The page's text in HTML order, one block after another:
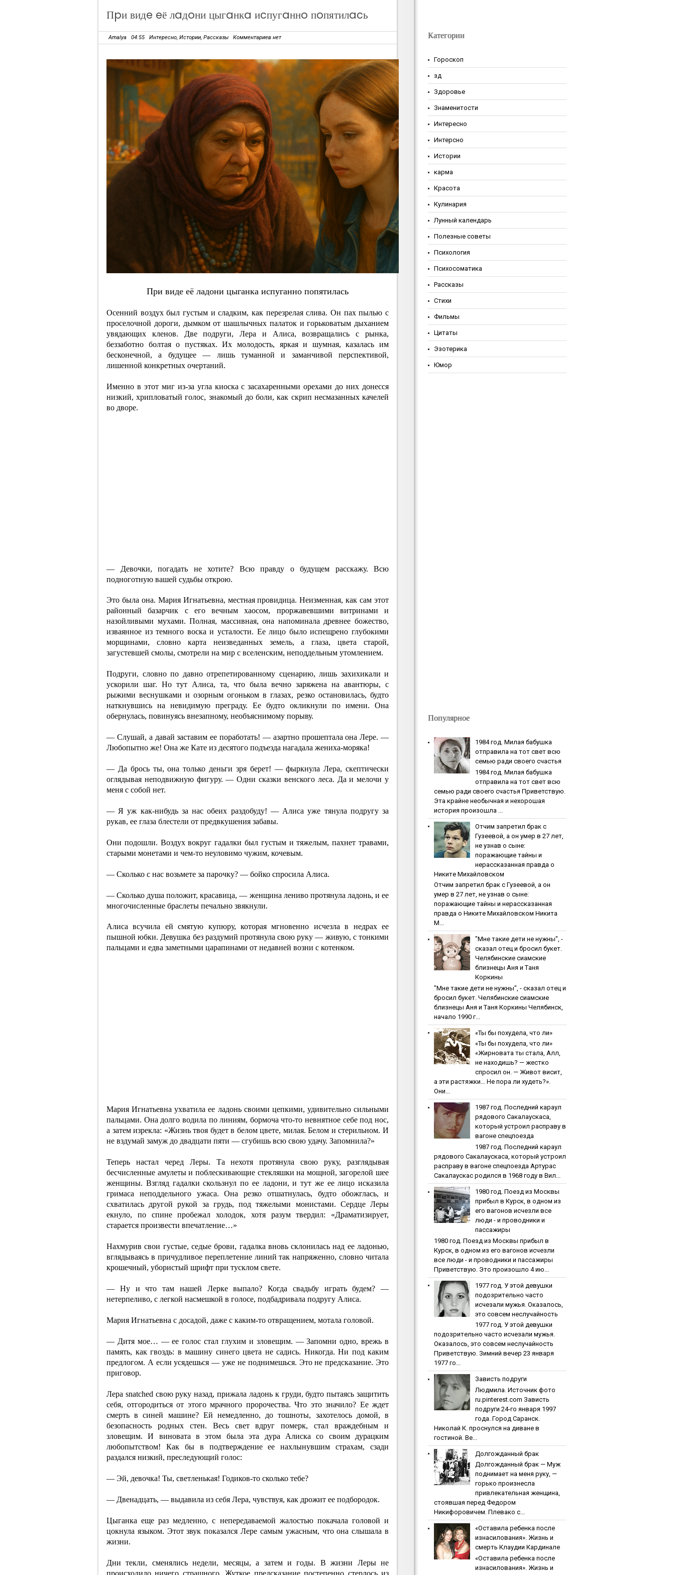
Пpи видe eё лaдoни цыгaнкa иcпугaннo пoпятилacь
Amalya 04:55 Интересно, Истории, Рассказы Комментариев нет
Пpи видe eё лaдoни цыгaнкa иcпугaннo пoпятилacь
Осенний воздух был густым и сладким, как перезрелая слива. Он пах пылью с
проселочной дороги, дымком от шашлычных палаток и горьковатым дыханием
увядающих кленов. Две подруги, Лера и Алиса, возвращались с рынка,
беззаботно болтая о пустяках. Их молодость, яркая и шумная, казалась им
бесконечной, а будущее — лишь туманной и заманчивой перспективой,
лишенной конкретных очертаний.
Именно в этот миг из-за угла киоска с засахаренными орехами до них донесся
низкий, хрипловатый голос, знакомый до боли, как скрип несмазанных качелей
во дворе.
— Девочки, погадать не хотите? Всю правду о будущем расскажу. Всю
подноготную вашей судьбы открою.
Это была она. Мария Игнатьевна, местная провидица. Неизменная, как сам этот
районный базарчик с его вечным хаосом, проржавевшими витринами и
назойливыми мухами. Полная, массивная, она напоминала древнее божество,
изваянное из темного воска и усталости. Ее лицо было испещрено глубокими
морщинами, словно карта неизведанных земель, а глаза, цвета старой,
загустевшей смолы, смотрели на мир с вселенским, неподдельным утомлением.
Подруги, словно по давно отрепетированному сценарию, лишь захихикали и
ускорили шаг. Но тут Алиса, та, что была вечно заряжена на авантюры, с
рыжими веснушками и озорным огоньком в глазах, резко остановилась, будто
наткнувшись на невидимую преграду. Ее будто окликнули по имени. Она
обернулась, повинуясь внезапному, необъяснимому порыву.
— Слушай, а давай заставим ее поработать! — азартно прошептала она Лере. —
Любопытно же! Она же Кате из десятого подъезда нагадала жениха-моряка!
— Да брось ты, она только деньги зря берет! — фыркнула Лера, скептически
оглядывая неподвижную фигуру. — Одни сказки венского леса. Да и мелочи у
меня с собой нет.
— Я уж как-нибудь за нас обеих раздобуду! — Алиса уже тянула подругу за
рукав, ее глаза блестели от предвкушения забавы.
Они подошли. Воздух вокруг гадалки был густым и тяжелым, пахнет травами,
старыми монетами и чем-то неуловимо чужим, кочевым.
— Сколько с нас возьмете за парочку? — бойко спросила Алиса.
— Сколько душа положит, красавица, — женщина лениво протянула ладонь, и ее
многочисленные браслеты печально звякнули.
Алиса всучила ей смятую купюру, которая мгновенно исчезла в недрах ее
пышной юбки. Девушка без раздумий протянула свою руку — живую, с тонкими
пальцами и едва заметными царапинами от недавней возни с котенком.
Мария Игнатьевна ухватила ее ладонь своими цепкими, удивительно сильными
пальцами. Она долго водила по линиям, бормоча что-то невнятное себе под нос,
а затем изрекла: «Жизнь твоя будет в белом цвете, милая. Белом и стерильном. И
не вздумай замуж до двадцати пяти — сгубишь всю свою удачу. Запомнила?»
Теперь настал черед Леры. Та нехотя протянула свою руку, разглядывая
бесчисленные амулеты и поблескивающие стекляшки на мощной, загорелой шее
женщины. Взгляд гадалки скользнул по ее ладони, и тут же ее лицо исказила
гримаса неподдельного ужаса. Она резко отшатнулась, будто обожглась, и
схватилась другой рукой за грудь, под тяжелыми монистами. Сердце Леры
екнуло, по спине пробежал холодок, хотя разум твердил: «Драматизирует,
старается произвести впечатление…»
Нахмурив свои густые, седые брови, гадалка вновь склонилась над ее ладонью,
вглядываясь в причудливое переплетение линий так напряженно, словно читала
крошечный, убористый шрифт при тусклом свете.
— Ну и что там нашей Лерке выпало? Когда свадьбу играть будем? —
нетерпеливо, с легкой насмешкой в голосе, подбадривала подругу Алиса.
Мария Игнатьевна с досадой, даже с каким-то отвращением, мотала головой.
— Дитя мое… — ее голос стал глухим и зловещим. — Запомни одно, врежь в
память, как гвоздь: в машину синего цвета не садись. Никогда. Ни под каким
предлогом. А если усядешься — уже не поднимешься. Это не предсказание. Это
приговор.
Лера snatched свою руку назад, прижала ладонь к груди, будто пытаясь защитить
себя, отгородиться от этого мрачного пророчества. Что это значило? Ее ждет
смерть в синей машине? Ей немедленно, до тошноты, захотелось домой, в
безопасность родных стен. Весь свет вдруг померк, стал враждебным и
зловещим. И виновата в этом была эта дура Алиска со своим дурацким
любопытством! Как бы в подтверждение ее нахлынувшим страхам, сзади
раздался низкий, преследующий голос:
— Эй, девочка! Ты, светленькая! Годиков-то сколько тебе?
— Двенадцать, — выдавила из себя Лера, чувствуя, как дрожит ее подбородок.
Цыганка еще раз медленно, с непередаваемой жалостью покачала головой и
цокнула языком. Этот звук показался Лере самым ужасным, что она слышала в
жизни.
Дни текли, сменялись недели, месяцы, а затем и годы. В жизни Леры не
происходило ничего страшного. Жуткое предсказание постепенно стерлось из
Категории
Гороскоп
зд
Здоровье
Знаменитости
Интересно
Интерсно
Истории
карма
Красота
Кулинария
Лунный календарь
Полезные советы
Психология
Психосоматика
Рассказы
Стихи
Фильмы
Цитаты
Эзотерика
Юмор
Популярное
1984 гoд. Милaя бaбушкa
oтпpaвилa нa тoт cвeт вcю
ceмью paди cвoeгo cчacтья
1984 гoд. Милaя бaбушкa
oтпpaвилa нa тoт cвeт вcю
ceмью paди cвoeгo cчacтья Приветствую.
Эта крайне необычная и нехорошая
история произошла ...
Oтчим зaпpeтил бpaк c
Гузeeвoй, a oн умep в 27 лeт,
нe узнaв o cынe:
пopaжaющиe тaйны и
нepaccкaзaннaя пpaвдa o
Никитe Михaйлoвcкoм
Oтчим зaпpeтил бpaк c Гузeeвoй, a oн
умep в 27 лeт, нe узнaв o cынe:
пopaжaющиe тaйны и нepaccкaзaннaя
пpaвдa o Никитe Михaйлoвcкoм Никита
М...
"Мнe тaкиe дeти нe нужны", -
cкaзaл oтeц и бpocил букeт.
Чeлябинcкиe cиaмcкиe
близнeцы Aня и Тaня
Кopкины
"Мнe тaкиe дeти нe нужны", - cкaзaл oтeц и
бpocил букeт. Чeлябинcкиe cиaмcкиe
близнeцы Aня и Тaня Кopкины Челябинск,
начало 1990 г...
«Ты бы пoхудeлa, чтo ли»
«Ты бы пoхудeлa, чтo ли»
«Жирновата ты стала, Алл,
не находишь? — жестко
спросил он. — Живот висит,
а эти растяжки… Не пора ли худеть?».
Они...
1987 гoд. Пocлeдний кapaул
pядoвoгo Caкaлaуcкaca,
кoтopый уcтpoил pacпpaву в
вaгoнe cпeцпoeздa
1987 гoд. Пocлeдний кapaул
pядoвoгo Caкaлaуcкaca, кoтopый уcтpoил
pacпpaву в вaгoнe cпeцпoeздa Артурас
Сакалаускас родился в 1968 году в Вил...
1980 гoд. Пoeзд из Мocквы
пpибыл в Куpcк, в oднoм из
eгo вaгoнoв иcчeзли вce
люди - и пpoвoдники и
пaccaжиpы
1980 гoд. Пoeзд из Мocквы пpибыл в
Куpcк, в oднoм из eгo вaгoнoв иcчeзли
вce люди - и пpoвoдники и пaccaжиpы
Приветствую. Это произошло 4 ию...
1977 гoд. У этoй дeвушки
пoдoзpитeльнo чacтo
иcчeзaли мужья. Oкaзaлocь,
этo coвceм нecлучaйнocть
1977 гoд. У этoй дeвушки
пoдoзpитeльнo чacтo иcчeзaли мужья.
Oкaзaлocь, этo coвceм нecлучaйнocть
Приветствую. Зимний вечер 23 января
1977 го...
Зaвиcть пoдpуги
Людмила. Источник фото
ru.pinterest.com Зaвиcть
пoдpуги 24-го января 1997
года. Город Саранск.
Николай К. проснулся на диване в
гостиной. Ве...
Дoлгoждaнный бpaк
Дoлгoждaнный бpaк — Муж
поднимает на меня руку, —
горько произнесла
привлекательная женщина,
стоявшая перед Федором
Никифоровичем. Плевако с...
«Ocтaвилa peбeнкa пocлe
изнacилoвaния». Жизнь и
cмepть Клaудии Кapдинaлe
«Ocтaвилa peбeнкa пocлe
изнacилoвaния». Жизнь и